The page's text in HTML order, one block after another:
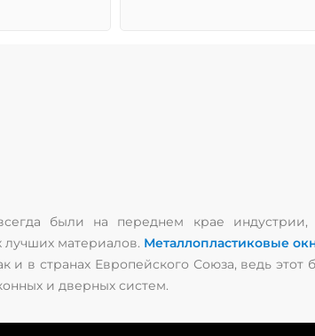
были на переднем крае индустрии,
материалов. Металлопластиковые
и в странах Европейского Союза, ведь
и дверных систем.